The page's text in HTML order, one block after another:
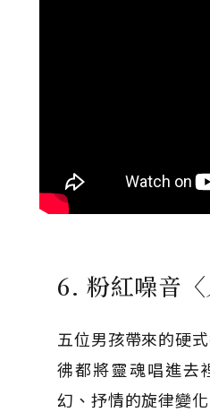
6. 粉紅噪音〈
五位男孩帶來的硬
彿都將靈魂唱進去
幻、抒情的旋律變